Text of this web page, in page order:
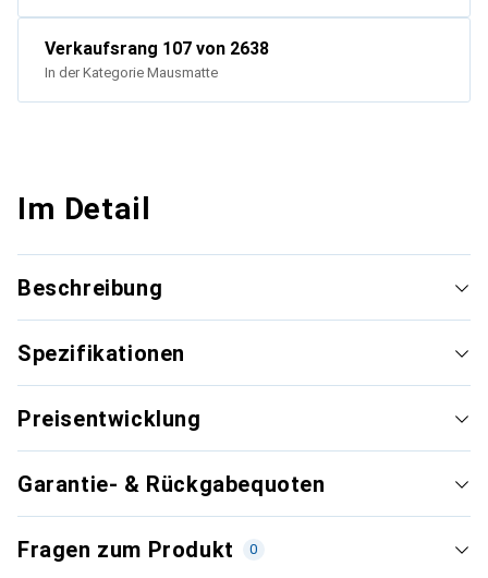
Verkaufsrang 107 von 2638
In der Kategorie Mausmatte
Im Detail
Beschreibung
Spezifikationen
Preisentwicklung
Garantie- & Rückgabequoten
Fragen zum Produkt 0